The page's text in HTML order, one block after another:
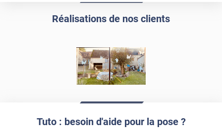
Réalisations de nos clientsenlever et stocker
Tuto : besoin d'aide pour la pose ?